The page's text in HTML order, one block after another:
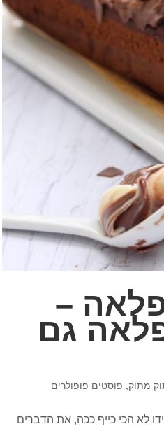
–
גם
מתוק, פוסטים פופולרים
לא הכי כייף ככה, את הדברים